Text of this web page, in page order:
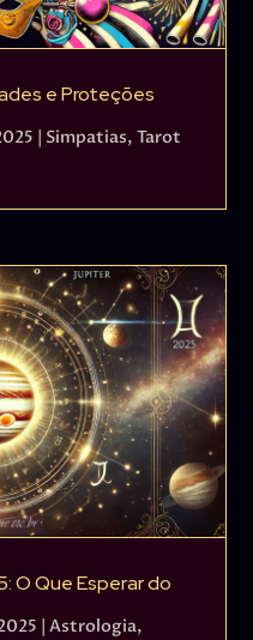
e Proteções
| Simpatias,Tarot
O Que Esperar do
|Astrologia,